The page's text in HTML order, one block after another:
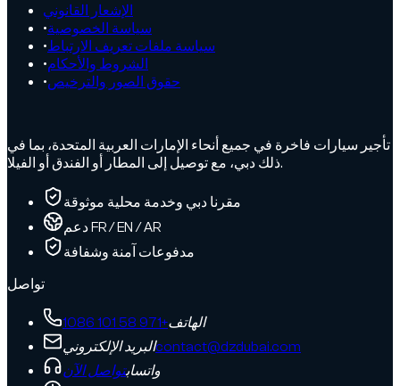
الإشعار القانوني
•سياسة الخصوصية
•سياسة ملفات تعريف الارتباط
•الشروط والأحكام
•حقوق الصور والترخيص
تأجير سيارات فاخرة في جميع أنحاء الإمارات العربية المتحدة، بما في
ذلك دبي، مع توصيل إلى المطار أو الفندق أو الفيلا.
مقرنا دبي وخدمة محلية موثوقة
دعم FR / EN / AR
مدفوعات آمنة وشفافة
تواصل
الهاتف+971 58 101 1086
البريد الإلكترونيcontact@dzdubai.com
واتسابتواصل الآن